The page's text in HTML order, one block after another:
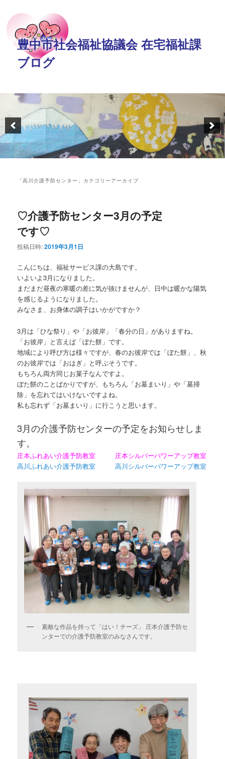
豊中市社会福祉協議会 在宅福祉課
ブログ
「高川介護予防センター 」カテゴリーアーカイブ
♡介護予防センター3月の予定
です♡
投稿日時:2019年3月1日
こんにちは、福祉サービス課の大島です。
いよいよ3月になりました。
まだまだ昼夜の寒暖の差に気が抜けませんが、日中は暖かな陽気
を感じるようになりました。
みなさま、お身体の調子はいかがですか？
3月は「ひな祭り」や「お彼岸」「春分の日」がありますね。
「お彼岸」と言えば「ぼた餅」です。
地域により呼び方は様々ですが、春のお彼岸では「ぼた餅」、秋
のお彼岸では「おはぎ」と呼ぶそうです。
もちろん両方同じお菓子なんですよ。
ぼた餅のことばかりですが、もちろん「お墓まいり」や「墓掃
除」を忘れてはいけないですよね。
私も忘れず「お墓まいり」に行こうと思います。
3月の介護予防センターの予定をお知らせしま
す。
庄本ふれあい介護予防教室
庄本シルバーパワーアップ教室
高川ふれあい介護予防教室
高川シルバーパワーアップ教室
素敵な作品を持って「はい！チーズ」 庄本介護予防セ
ンターでの介護予防教室のみなさんです。